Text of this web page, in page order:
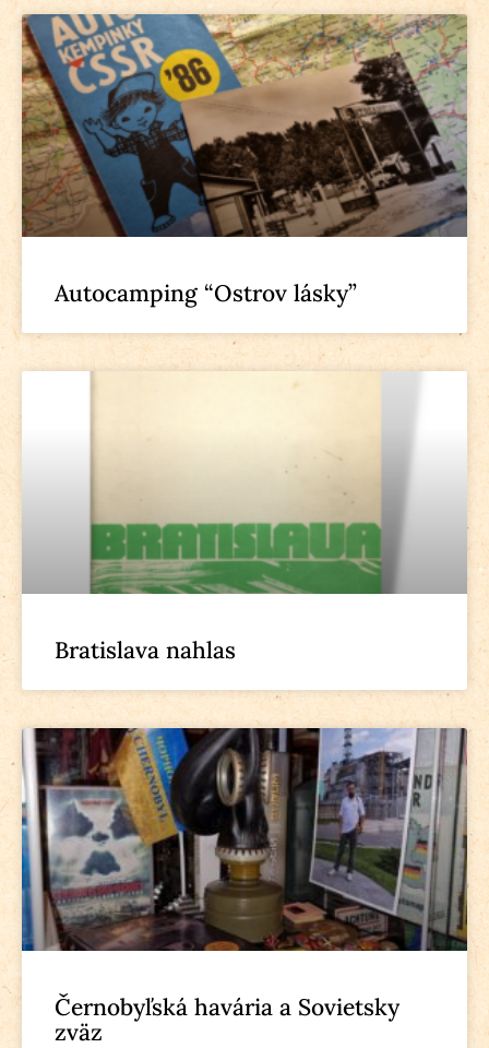
Autocamping “Ostrov lásky”
Bratislava nahlas
Černobyľská havária a Sovietsky
zväz